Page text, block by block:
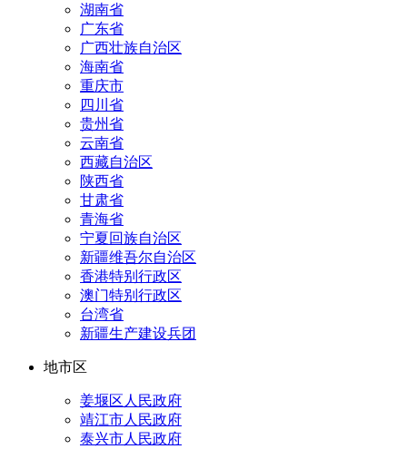
湖南省
广东省
广西壮族自治区
海南省
重庆市
四川省
贵州省
云南省
西藏自治区
陕西省
甘肃省
青海省
宁夏回族自治区
新疆维吾尔自治区
香港特别行政区
澳门特别行政区
台湾省
新疆生产建设兵团
地市区
姜堰区人民政府
靖江市人民政府
泰兴市人民政府